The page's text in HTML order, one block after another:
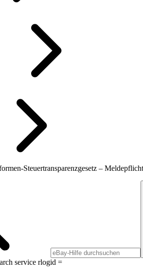
Steuertransparenzgesetz –
service rlogid =